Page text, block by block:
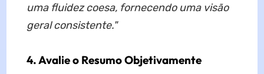
uma fluidez coesa, fornecendo uma visão
geral consistente."
4. Avalie o Resumo Objetivamente